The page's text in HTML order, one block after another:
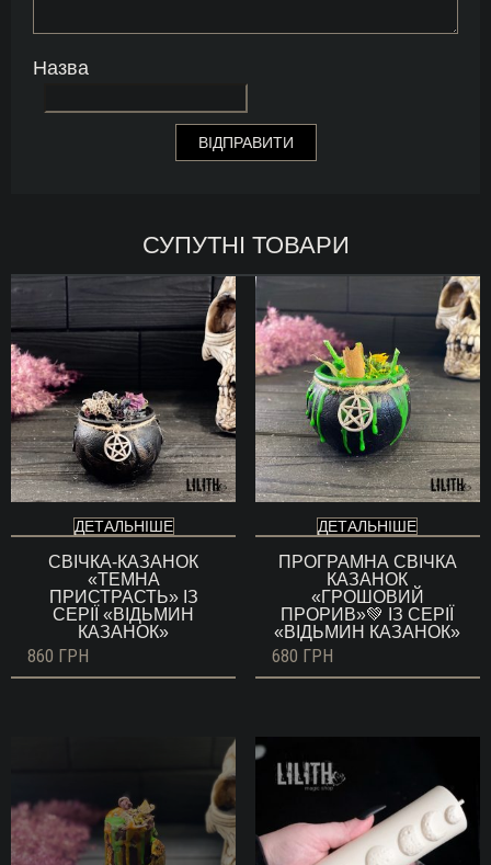
Назва
СУПУТНІ ТОВАРИ
ДЕТАЛЬНІШЕ
СВІЧКА-КАЗАНОК
«ТЕМНА
ПРИСТРАСТЬ» ІЗ
СЕРІЇ «ВІДЬМИН
КАЗАНОК»
860 ГРН
ДЕТАЛЬНІШЕ
ПРОГРАМНА СВІЧКА
КАЗАНОК
«ГРОШОВИЙ
ПРОРИВ»💚 ІЗ СЕРІЇ
«ВІДЬМИН КАЗАНОК»
680 ГРН